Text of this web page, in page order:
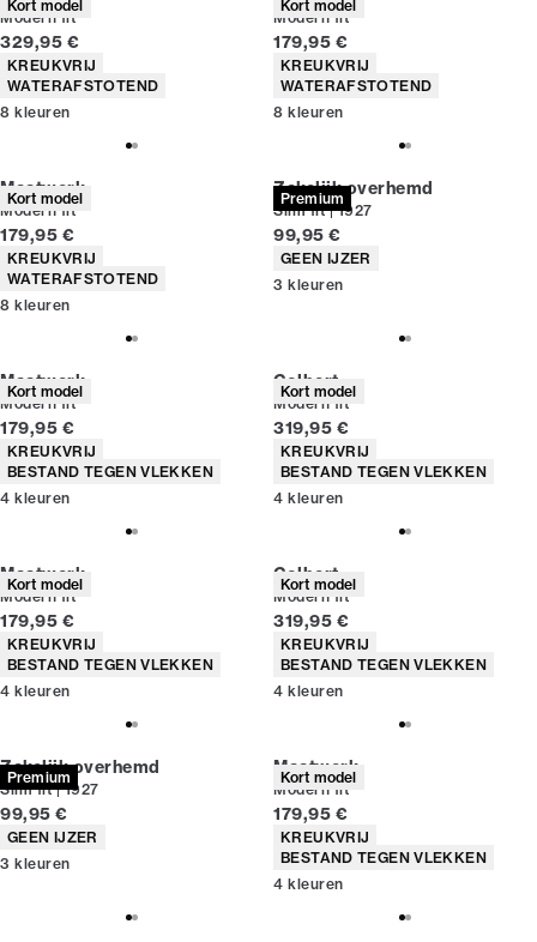
Kort model
Modern fit
Huidige prijs
329,95 €
Producteigenschappen
KREUKVRIJ
WATERAFSTOTEND
8 kleuren
Kort model
Modern fit
Huidige prijs
179,95 €
Producteigenschappen
KREUKVRIJ
WATERAFSTOTEND
8 kleuren
Kort model
Maatwerk
Modern fit
Huidige prijs
179,95 €
Producteigenschappen
KREUKVRIJ
WATERAFSTOTEND
8 kleuren
Premium
Zakelijk overhemd
Slim fit | 1927
Huidige prijs
99,95 €
Producteigenschappen
GEEN IJZER
3 kleuren
Kort model
Maatwerk
Modern fit
Huidige prijs
179,95 €
Producteigenschappen
KREUKVRIJ
BESTAND TEGEN VLEKKEN
4 kleuren
Kort model
Colbert
Modern fit
Huidige prijs
319,95 €
Producteigenschappen
KREUKVRIJ
BESTAND TEGEN VLEKKEN
4 kleuren
Kort model
Maatwerk
Modern fit
Huidige prijs
179,95 €
Producteigenschappen
KREUKVRIJ
BESTAND TEGEN VLEKKEN
4 kleuren
Kort model
Colbert
Modern fit
Huidige prijs
319,95 €
Producteigenschappen
KREUKVRIJ
BESTAND TEGEN VLEKKEN
4 kleuren
Premium
Zakelijk overhemd
Slim fit | 1927
Huidige prijs
99,95 €
Producteigenschappen
GEEN IJZER
3 kleuren
Kort model
Maatwerk
Modern fit
Huidige prijs
179,95 €
Producteigenschappen
KREUKVRIJ
BESTAND TEGEN VLEKKEN
4 kleuren